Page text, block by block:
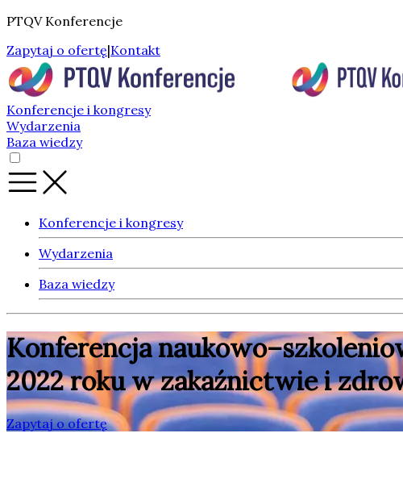
PTQV Konferencje
Zapytaj o ofertę|Kontakt
Konferencje i kongresy
Wydarzenia
Baza wiedzy
Konferencje i kongresy
Wydarzenia
Baza wiedzy
Konferencja
2022 roku w zakaźnictwie i
Zapytaj o ofertę